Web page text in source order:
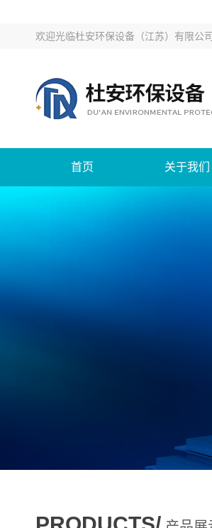
欢迎光临杜安环保设备（江苏）有限公
首页 关于我们